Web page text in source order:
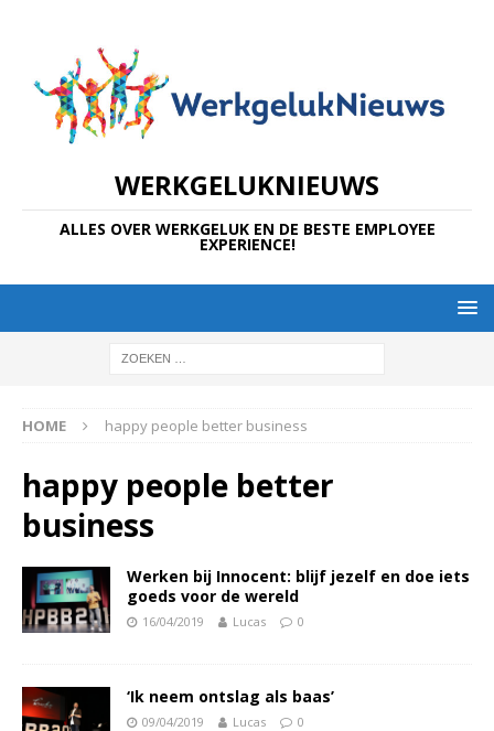
WERKGELUKNIEUWS
ALLES OVER WERKGELUK EN DE BESTE EMPLOYEE
EXPERIENCE!
HOME happy people better business
happy people better
business
Werken bij Innocent: blijf jezelf en doe iets
goeds voor de wereld
16/04/2019 Lucas 0
‘Ik neem ontslag als baas’
09/04/2019 Lucas 0